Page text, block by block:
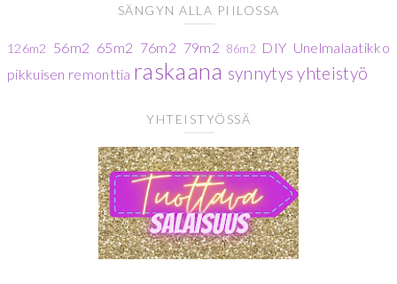
SÄNGYN ALLA PIILOSSA
126m2 56m2 65m2 76m2 79m2 86m2 DIY Unelmalaatikko
pikkuisen remonttia raskaana synnytys yhteistyö
YHTEISTYÖSSÄ